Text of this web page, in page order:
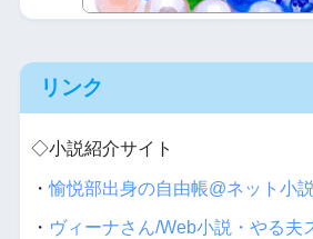
リンク
◇小説紹介サイト
・愉悦部出身の自由帳@ネット小
・ ヴィーナさん/Web小説・やる夫